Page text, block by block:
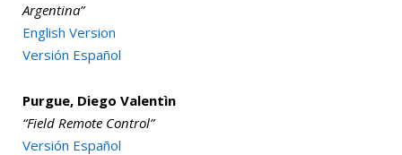
Argentina”
English Version
Versión Español
Purgue, Diego Valentìn
“Field Remote Control”
Versión Español